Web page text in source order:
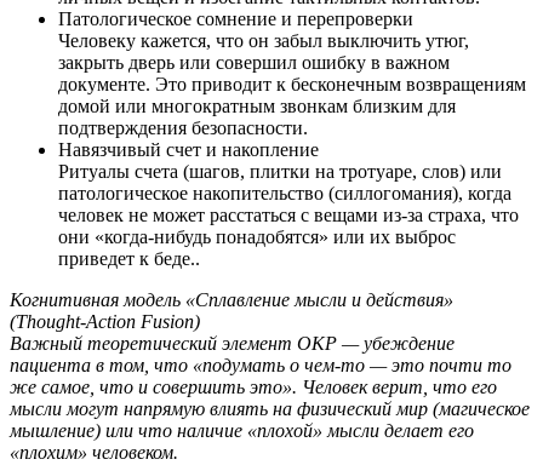
Патологическое сомнение и перепроверки
Человеку кажется, что он забыл выключить утюг,
закрыть дверь или совершил ошибку в важном
документе. Это приводит к бесконечным возвращениям
домой или многократным звонкам близким для
подтверждения безопасности.
Навязчивый счет и накопление
Ритуалы счета (шагов, плитки на тротуаре, слов) или
патологическое накопительство (силлогомания), когда
человек не может расстаться с вещами из-за страха, что
они «когда-нибудь понадобятся» или их выброс
приведет к беде..
Когнитивная модель «Сплавление мысли и действия»
(Thought-Action Fusion)
Важный теоретический элемент ОКР — убеждение
пациента в том, что «подумать о чем-то — это почти то
же самое, что и совершить это». Человек верит, что его
мысли могут напрямую влиять на физический мир (магическое
мышление) или что наличие «плохой» мысли делает его
«плохим» человеком.